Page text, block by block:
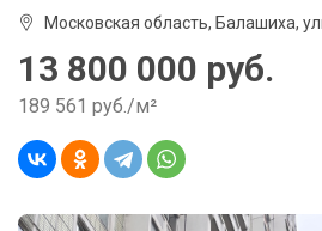
Московская область, Балашиха,
13 800 000 руб.
189 561 руб./м²